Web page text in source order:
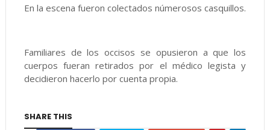
En la escena fueron colectados númerosos casquillos.
Familiares de los occisos se opusieron a que los
cuerpos fueran retirados por el médico legista y
decidieron hacerlo por cuenta propia.
SHARE THIS